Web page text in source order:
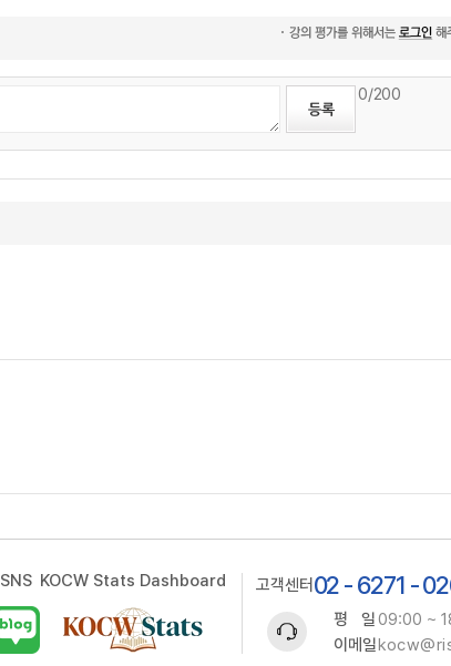
0/200
SNS KOCW Stats Dashboard 고객센터 02 - 6271 -
평 일09:00 ~
이메일